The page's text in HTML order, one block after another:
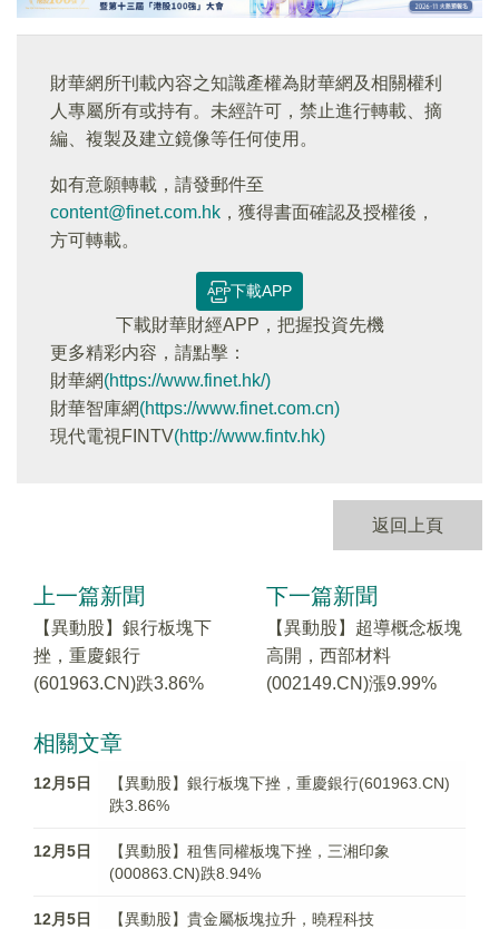
財華網所刊載內容之知識產權為財華網及相關權利
人專屬所有或持有。未經許可，禁止進行轉載、摘
編、複製及建立鏡像等任何使用。
如有意願轉載，請發郵件至
content@finet.com.hk ，獲得書面確認及授權後，
方可轉載。
下載APP
下載財華財經APP，把握投資先機
更多精彩内容，請點擊：
財華網(https://www.finet.hk/)
財華智庫網(https://www.finet.com.cn)
現代電視FINTV(http://www.fintv.hk)
返回上頁
上一篇新聞
【異動股】銀行板塊下
挫，重慶銀行
(601963.CN)跌3.86%
下一篇新聞
【異動股】超導概念板塊
高開，西部材料
(002149.CN)漲9.99%
相關文章
12月5日
【異動股】銀行板塊下挫，重慶銀行(601963.CN)
跌3.86%
12月5日
【異動股】租售同權板塊下挫，三湘印象
(000863.CN)跌8.94%
12月5日
【異動股】貴金屬板塊拉升，曉程科技